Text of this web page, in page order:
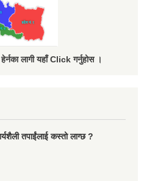
लागी यहाँ Click गर्नुहोस ।
तपाईंलाई कस्तो लाग्छ ?